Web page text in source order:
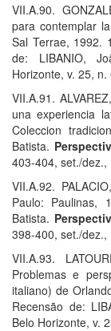
VII.A.90.
para contemplar
Sal Terrae, 1992.
de: LIBANIO,
Horizonte, v. 25,
VII.A.91.
una experiencia
Coleccion
Batista.
403-404, set./dez.,
VII.A.92.
Paulo: Paulinas,
Batista.
398-400, set./dez.,
VII.A.93.
Problemas e
italiano) de
Recensão de:
Belo Horizonte, v.